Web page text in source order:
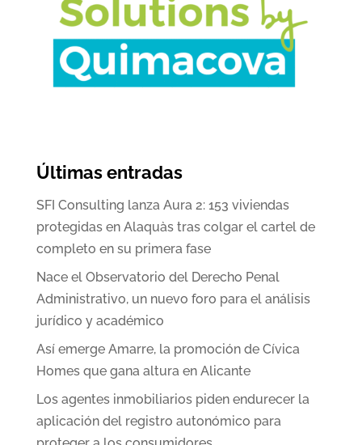
Últimas entradas
SFI Consulting lanza Aura 2: 153 viviendas
protegidas en Alaquàs tras colgar el cartel de
completo en su primera fase
Nace el Observatorio del Derecho Penal
Administrativo, un nuevo foro para el análisis
jurídico y académico
Así emerge Amarre, la promoción de Cívica
Homes que gana altura en Alicante
Los agentes inmobiliarios piden endurecer la
aplicación del registro autonómico para